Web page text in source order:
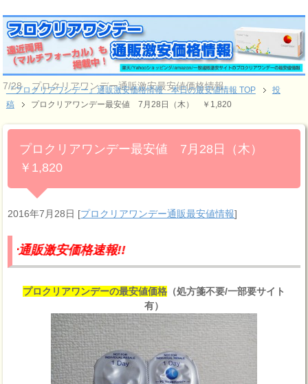
7/28 プロクリアワンデー通販激安最安値価格情報
『プロクリアワンデー』通販激安価格情報 本日の最安値情報 TOP
投
稿
プロクリアワンデー最安値 7月28日（木） ￥1,820
プロクリアワンデー最安値 7月28日（木）
￥1,820
2016年7月28日 [プロクリアワンデー通販最安値情報]
価格速報!!
プロクリアワンデーの最安値価格（処方箋不要/一部要サイト
有）